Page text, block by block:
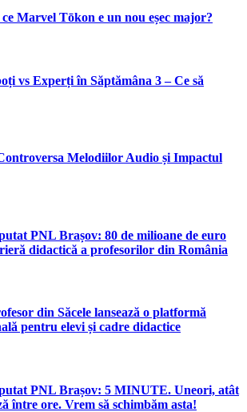
Marvel Tōkon e un nou eșec major?
vs Experți în Săptămâna 3 – Ce să
Melodiilor Audio și Impactul
PNL Brașov: 80 de milioane de euro
didactică a profesorilor din România
din Săcele lansează o platformă
pentru elevi și cadre didactice
PNL Brașov: 5 MINUTE. Uneori, atât
între ore. Vrem să schimbăm asta!